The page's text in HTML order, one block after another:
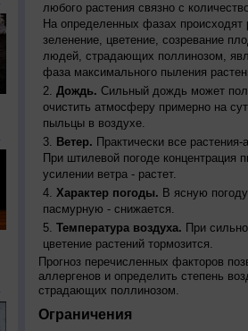
любого растения связно с
На определенных фазах происходят
зеленение, цветение, созревание
людей, страдающих поллинозом,
фаза максимального пыления
Дождь. Сильный дождь может
очистить атмосферу примерно на
пыльцы в воздухе.
Ветер. Практически все
При штилевой погоде
усилении ветра - растет.
Характер погоды. В ясную
пасмурную - снижается.
Температура воздуха. При
цветение растений тормозится.
Прогноз перечисленных факторов
аллергенов и определить степень
страдающих поллинозом.
Ограничения